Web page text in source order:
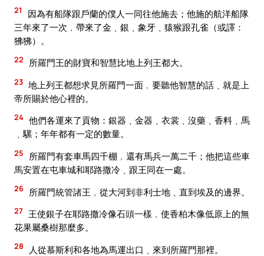
21
因為有船隊跟戶蘭的僕人一同往他施去；他施的航洋船隊
三年來了一次﹐帶來了金﹑銀﹑象牙﹑猿猴跟孔雀（或譯：
狒狒）。
22 所羅門王的財寶和智慧比地上列王都大。
23 地上列王都想求見所羅門一面﹐要聽他智慧的話﹑就是上
帝所賜於他心裡的。
24 他們各運來了貢物：銀器﹑金器﹑衣裳﹑沒藥﹑香料﹑馬
﹑騾；年年都有一定的數量。
25
所羅門有套車馬四千棚﹐還有馬兵一萬二千；他把這些車
馬安置在屯車城和耶路撒冷﹑跟王同在一處。
26 所羅門統管諸王﹐從大河到非利士地﹑直到埃及的邊界。
27 王使銀子在耶路撒冷像石頭一樣﹐使香柏木像低原上的無
花果屬桑樹那麼多。
28 人從慕斯利和各地為馬運出口﹑來到所羅門那裡。